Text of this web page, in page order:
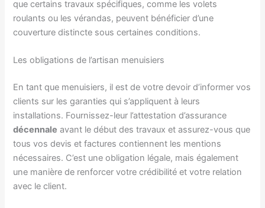
que certains travaux spécifiques, comme les volets
roulants ou les vérandas, peuvent bénéficier d’une
couverture distincte sous certaines conditions.
Les obligations de l’artisan menuisiers
En tant que menuisiers, il est de votre devoir d’informer vos
clients sur les garanties qui s’appliquent à leurs
installations. Fournissez-leur l’attestation d’assurance
décennale avant le début des travaux et assurez-vous que
tous vos devis et factures contiennent les mentions
nécessaires. C’est une obligation légale, mais également
une manière de renforcer votre crédibilité et votre relation
avec le client.